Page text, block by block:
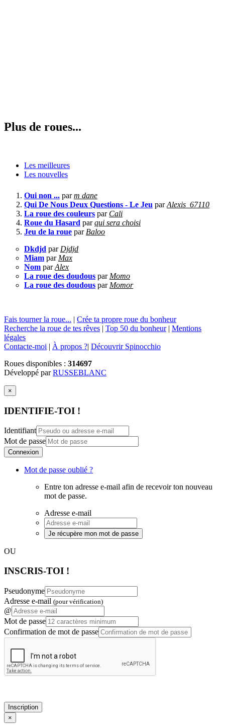
Plus de roues...
Les meilleures
Les nouvelles
Oui non ... parm dane
Qui De Nous Deux Questions - Le Jeu parAlexis_67110
La roue des couleurs par Cali
Roue du Hasard parqui sera choisi
Jeu de la roue par Baloo
Dkdjd par Djdjd
Miam par Max
Nom parAlex
La roue des doudous par Momo
La roue des doudous par Momor
Fais tourner la roue... | Crée ta propre roue du bonheur
Recherche la roue de tes rêves | Top 50 du bonheur| Mentions
légales
Contacte-moi | À propos ?| Découvrir Spinocchio
Roues disponibles : 314697
Développé parRUSSEBLANC
×
IDENTIFIE-TOI !
Identifiant
Mot de passe
Connexion
Mot de passe oublié ?
Entre ton adresse e-mail afin de recevoir ton nouveau
mot de passe.
Adresse e-mail
Je récupère mon mot de passe
OU
INSCRIS-TOI !
Pseudonyme
Adresse e-mail (pour vérification)
@
Mot de passe
Confirmation de mot de passe
Inscription
×